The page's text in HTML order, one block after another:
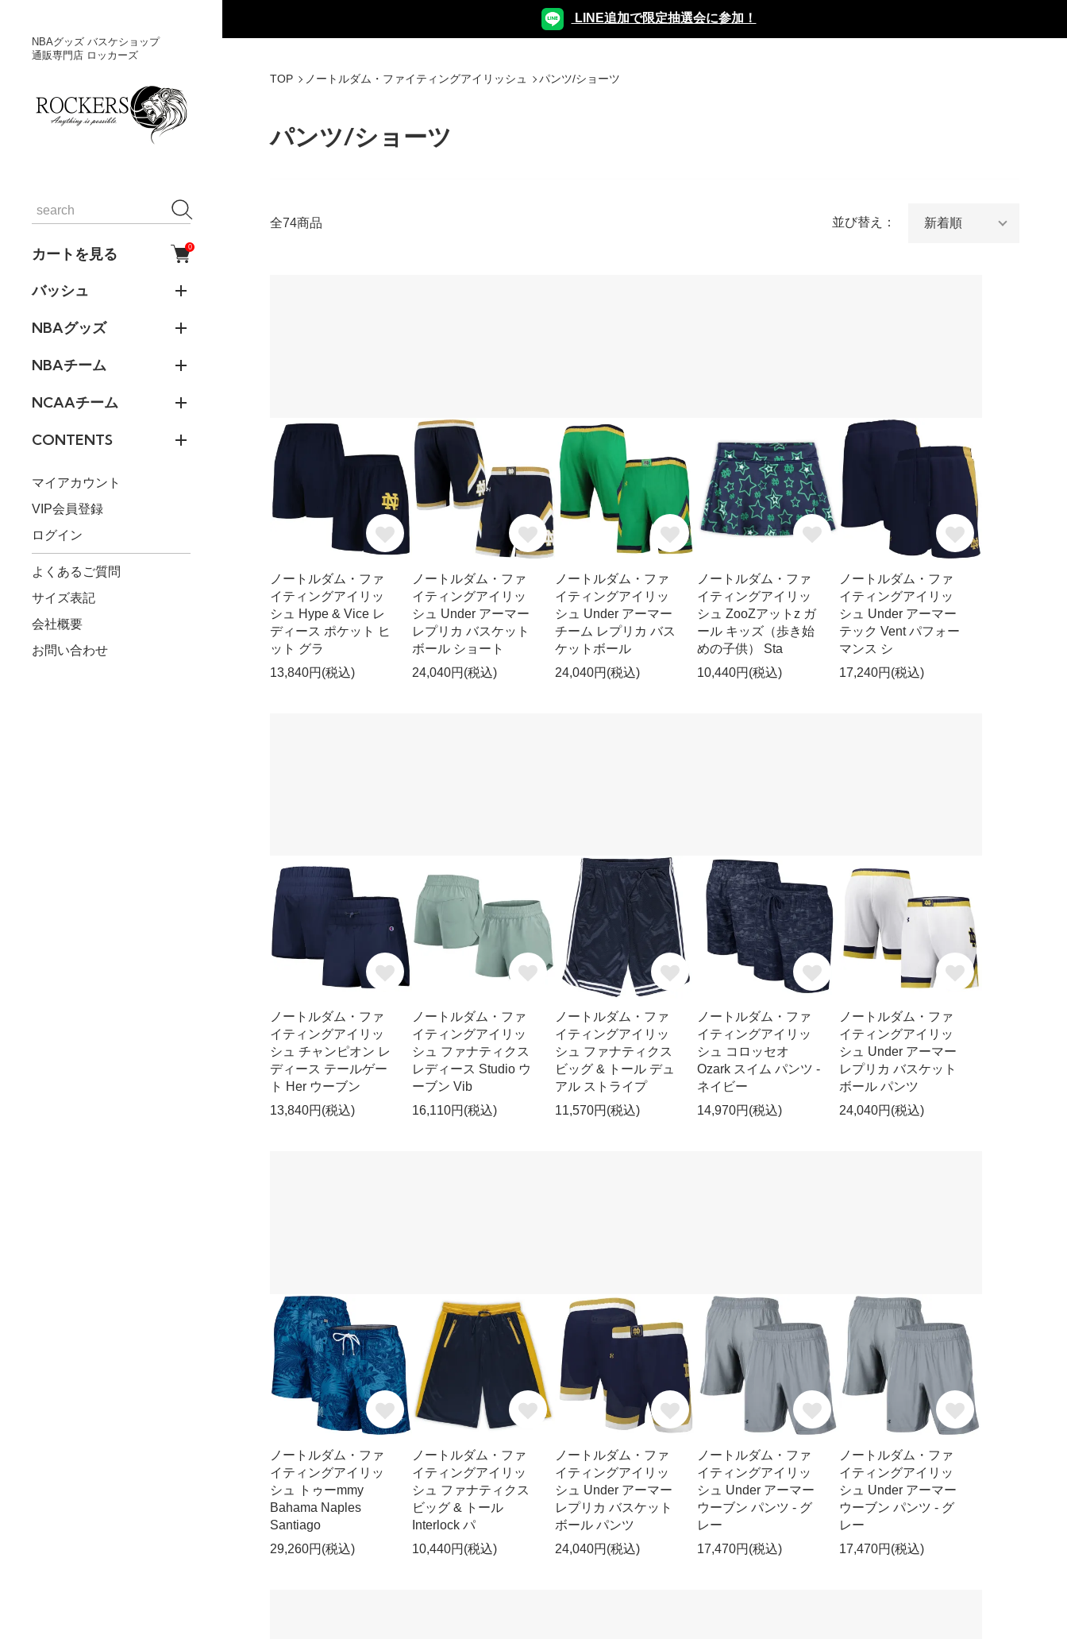
NBAグッズ バスケショップ
通販専門店 ロッカーズ
カートを見る 0
バッシュ
NBAグッズ
NBAチーム
NCAAチーム
CONTENTS
マイアカウント
VIP会員登録
ログイン
よくあるご質問
サイズ表記
会社概要
お問い合わせ
LINE追加で限定抽選会に参加！
TOP ノートルダム・ファイティングアイリッシュ パンツ/ショーツ
パンツ/ショーツ
全74商品 並び替え：
ノートルダム・ファ
イティングアイリッ
シュ Hype & Vice レ
ディース ポケット ヒ
ット グラ
13,840円(税込)
ノートルダム・ファ
イティングアイリッ
シュ Under アーマー
レプリカ バスケット
ボール ショート
24,040円(税込)
ノートルダム・ファ
イティングアイリッ
シュ Under アーマー
チーム レプリカ バス
ケットボール
24,040円(税込)
ノートルダム・ファ
イティングアイリッ
シュ ZooZアットz ガ
ール キッズ（歩き始
めの子供） Sta
10,440円(税込)
ノートルダム・ファ
イティングアイリッ
シュ Under アーマー
テック Vent パフォー
マンス シ
17,240円(税込)
ノートルダム・ファ
イティングアイリッ
シュ チャンピオン レ
ディース テールゲー
ト Her ウーブン
13,840円(税込)
ノートルダム・ファ
イティングアイリッ
シュ ファナティクス
レディース Studio ウ
ーブン Vib
16,110円(税込)
ノートルダム・ファ
イティングアイリッ
シュ ファナティクス
ビッグ & トール デュ
アル ストライプ
11,570円(税込)
ノートルダム・ファ
イティングアイリッ
シュ コロッセオ
Ozark スイム パンツ -
ネイビー
14,970円(税込)
ノートルダム・ファ
イティングアイリッ
シュ Under アーマー
レプリカ バスケット
ボール パンツ
24,040円(税込)
ノートルダム・ファ
イティングアイリッ
シュ トゥーmmy
Bahama Naples
Santiago
29,260円(税込)
ノートルダム・ファ
イティングアイリッ
シュ ファナティクス
ビッグ & トール
Interlock パ
10,440円(税込)
ノートルダム・ファ
イティングアイリッ
シュ Under アーマー
レプリカ バスケット
ボール パンツ
24,040円(税込)
ノートルダム・ファ
イティングアイリッ
シュ Under アーマー
ウーブン パンツ - グ
レー
17,470円(税込)
ノートルダム・ファ
イティングアイリッ
シュ Under アーマー
ウーブン パンツ - グ
レー
17,470円(税込)